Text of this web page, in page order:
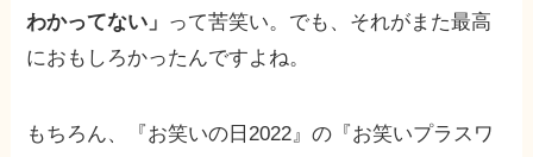
わかってない」 って苦笑い。でも、それがまた最高
におもしろかったんですよね。
もちろん、『お笑いの日2022』の『お笑いプラスワ